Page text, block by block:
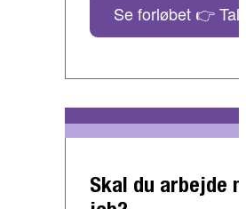
Se forløbet 👉 Tal
Skal du arbejde